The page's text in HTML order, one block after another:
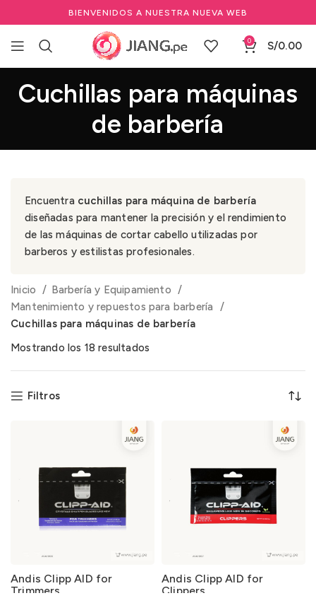
BIENVENIDOS A NUESTRA NUEVA WEB
0 S/0.00
Cuchillas para máquinas
de barbería
Encuentra cuchillas para máquina de barbería
diseñadas para mantener la precisión y el rendimiento
de las máquinas de cortar cabello utilizadas por
barberos y estilistas profesionales.
Inicio
Barbería y Equipamiento
Mantenimiento y repuestos para barbería
Cuchillas para máquinas de barbería
Mostrando los 18 resultados
Filtros
Andis Clipp AID for
Trimmers
Andis Clipp AID for
Clippers